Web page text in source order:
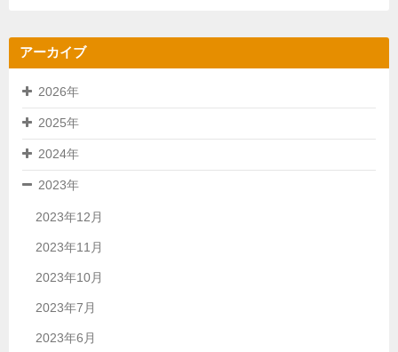
アーカイブ
2026年
2025年
2024年
2023年
2023年12月
2023年11月
2023年10月
2023年7月
2023年6月